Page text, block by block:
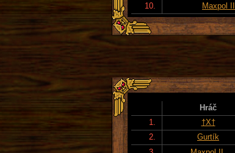
10.
Maxpol II.
Hráč
1.
†X†
2.
Gurtík